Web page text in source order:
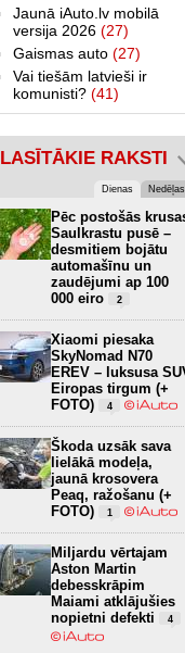
Jaunā iAuto.lv mobilā
versija 2026 (27)
Gaismas auto (27)
Vai tiešām latvieši ir
komunisti? (41)
LASĪTĀKIE RAKSTI
Dienas Nedēļas
Pēc postošās
Saulkrastu pusē –
desmitiem bojātu
automašīnu un
zaudējumi ap 100
000 eiro
2
Xiaomi piesaka
SkyNomad N70
EREV – luksusa
Eiropas tirgum (+
FOTO)
4
Škoda uzsāk sava
lielākā modeļa,
jaunā krosovera
Peaq, ražošanu (+
FOTO)
1
Miljardu vērtajam
Aston Martin
debesskrāpim
Maiami atklājušies
nopietni defekti
4